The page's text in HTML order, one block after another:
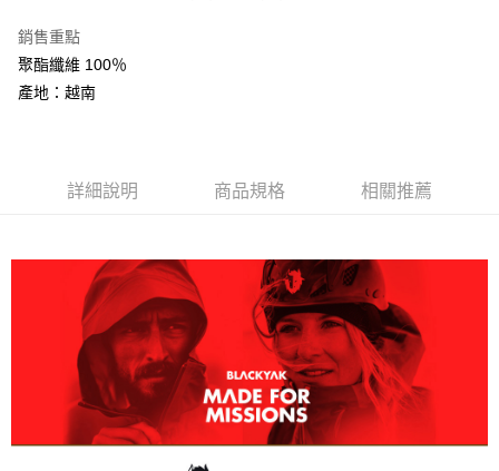
【關於「AFTEE先享後付」】
AFTEE先享後付是「在收到商品之後才付款」的支付方式。 讓您購物簡單
１．簡單：不需註冊會員、不需綁卡、不需儲值。
【「AFTEE先享後付」結帳流程】
１．於結帳方式選擇「AFTEE先享後付」後，將跳轉至「AFTEE先享後付」
３．收到繳費通知簡訊後14天內，點擊此簡訊中的連結，可透過四大超商／
ATM／網路銀行／等多元方式進行付款，方視為交易完成。
※ 請注意：結帳手續完成當下不需立刻繳費，但若您需要取消訂單，請聯絡
購買商品的店家。未經商家同意取消之訂單仍視為有效，需透過AFTEE先享
後付繳納相關費用。
※ 交易是否成功請以「AFTEE先享後付 」之結帳頁面顯示為準，若有關於
是否繳費成功／繳費後需取消欲退款等相關疑問，請聯繫「AFTEE先享後付
客戶支援中心」https://netprotections.freshdesk.com/support/home
【注意事項】
ATM付款
萊爾富取貨付款
每筆NT$60，滿NT$799(含以上)免運費
付款後萊爾富取貨
每筆NT$60，滿NT$799(含以上)免運費
7-11取貨付款
每筆NT$60，滿NT$799(含以上)免運費
銷售重點
聚酯纖維 100％
產地：越南
詳細說明 商品規格 相關推薦